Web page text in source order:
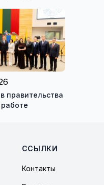
правительства
ССЫЛКИ
Контакты